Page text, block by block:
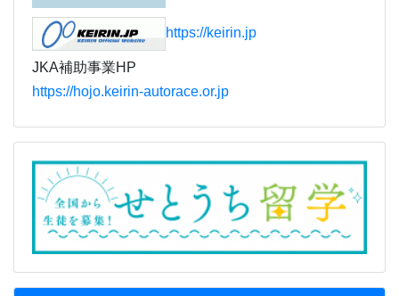
https://keirin.jp
JKA補助事業HP
https://hojo.keirin-autorace.or.jp